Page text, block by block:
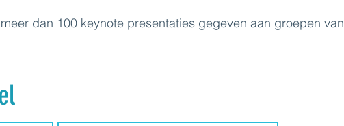
dan 100 keynote presentaties gegeven aan groepen van